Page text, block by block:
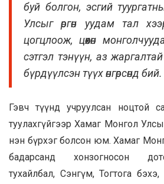
буй болгон, эсгий
Улсыг өргөн уудам тал
цогцлоож, цөөхөн
сэтгэл тэнүүн, аз жаргалтай
бүрдүүлсэн түүх өнгөрсөнд бий.
Гэвч түүнд учруулсан ноцтой
туулахгүйгээр Хамаг Монгол
нэн бүрхэг болсон юм. Хамаг
бадарсанд хонзогносон
тухайлбал, Сэнгүм, Тогтога